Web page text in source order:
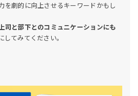
を劇的に向上させるキーワードかもし
司と部下とのコミュニケーションにも
してみてください。